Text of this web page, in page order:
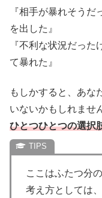
『相手が暴れそう
を出した』
『不利な状況だっ
て暴れた』
もしかすると、あな
いないかもしれませ
ひとつひとつの選択
ここはふたつ分
考え方としては